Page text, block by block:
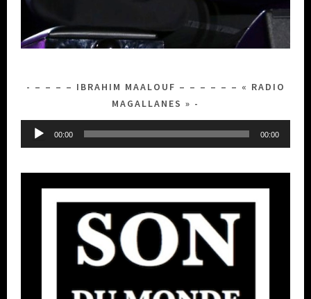
– – – – IBRAHIM MAALOUF – – – – – – « RADIO
MAGALLANES »
Lecteur
00:00 00:00